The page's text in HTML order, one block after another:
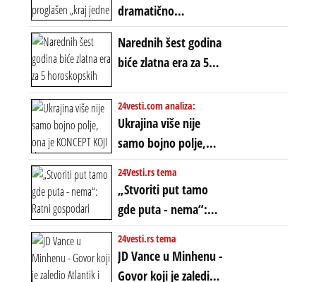
dramatično
proglašen „kraj jedne
ere“, ali sa
dvostrukom
neistinom: forma te
ere završila se na
istom mestu, ali
prošle godine
Narednih šest godina
biće zlatna era za 5
znakova: Stiže lavina
novca i bogatstva
24vesti.com analiza:
Ukrajina više nije
samo bojno polje,
ona je KONCEPT KOJI
ĆE RASPASTI CEO
ZAPADNI SVET
24Vesti.rs tema
„Stvoriti put tamo
gde puta - nema“:
Ratni gospodari
plaču za starim
poretkom... Bez
24vesti.rs tema
JD Vance u Minhenu -
Govor koji je zaledio